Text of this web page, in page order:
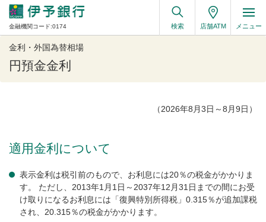
金融機関コード:0174 検索 店舗ATM メニュー
金利・外国為替相場
円預金金利
（2026年8月3日～8月9日）
適用金利について
表示金利は税引前のもので、お利息には20％の税金がかかりま
す。 ただし、2013年1月1日～2037年12月31日までの間にお受
け取りになるお利息には「復興特別所得税」0.315％が追加課税
され、20.315％の税金がかかります。